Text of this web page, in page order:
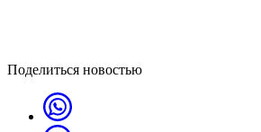
Поделиться новостью